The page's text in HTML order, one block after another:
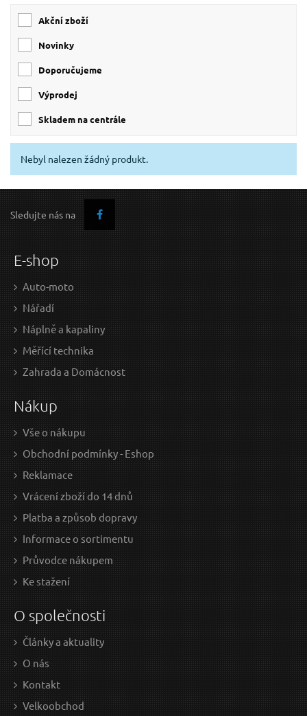
EXTOL-CRAFT
Akční zboží
Novinky
Doporučujeme
Výprodej
skladem na centrále
Nebyl nalezen žádný produkt.
Sledujte nás na
E-shop
Auto-moto
Nářadí
Náplně a kapaliny
Měřící technika
Zahrada a Domácnost
Nákup
Vše o nákupu
Obchodní podmínky - Eshop
Reklamace
Vrácení zboží do 14 dnů
Platba a způsob dopravy
Informace o sortimentu
Průvodce nákupem
Ke stažení
O společnosti
Články a aktuality
O nás
Kontakt
Velkoobchod